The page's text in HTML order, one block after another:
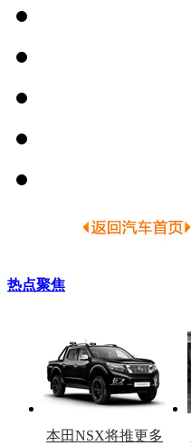
热点聚焦
本田NSX将推更多